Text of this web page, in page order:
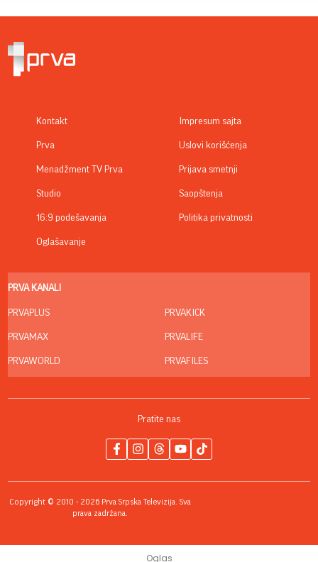
Kontakt
Prva
Menadžment TV Prva
Studio
16:9 podešavanja
Oglašavanje
Impresum sajta
Uslovi korišćenja
Prijava smetnji
Saopštenja
Politika privatnosti
PRVA KANALI
PRVAPLUS
PRVAMAX
PRVAWORLD
PRVAKICK
PRVALIFE
PRVAFILES
Pratite nas
Copyright © 2010 - 2026 Prva Srpska Televizija. Sva
prava zadržana.